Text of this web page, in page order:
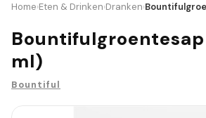
Home›Eten & Drinken›Dranken›
ml)
Bountiful